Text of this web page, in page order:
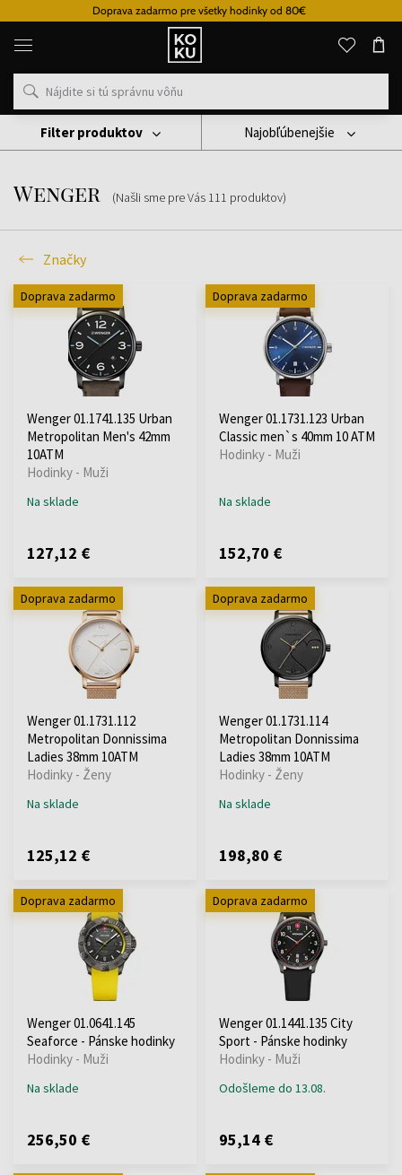
Doprava zadarmo pre všetky hodinky od 80€
Originálne
parfémy
hodinky
na
mieste
Značky
Wenger
Wenger (Našli sme pre Vás 111 produktov)
Najobľúbenejšie
Značky
Filter produktov
Doprava zadarmo
Wenger 01.1741.135 Urban
Metropolitan Men's 42mm
10ATM
Hodinky - Muži
Na sklade
127,12 €
Doprava zadarmo
Wenger 01.1731.123 Urban
Classic men`s 40mm 10 ATM
Hodinky - Muži
Na sklade
152,70 €
Doprava zadarmo
Wenger 01.1731.112
Metropolitan Donnissima
Ladies 38mm 10ATM
Hodinky - Ženy
Na sklade
125,12 €
Doprava zadarmo
Wenger 01.1731.114
Metropolitan Donnissima
Ladies 38mm 10ATM
Hodinky - Ženy
Na sklade
198,80 €
Doprava zadarmo
Wenger 01.0641.145
Seaforce - Pánske hodinky
Hodinky - Muži
Na sklade
256,50 €
Doprava zadarmo
Wenger 01.1441.135 City
Sport - Pánske hodinky
Hodinky - Muži
Odošleme do 13.08.
95,14 €